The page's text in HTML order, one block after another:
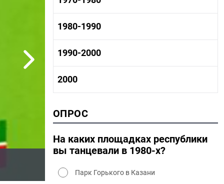
1960-1970 промышленность
1960-1970 культура
1970-1980 история
1970-1980 культура
1970 - 1980 быт
1980-1990
1980 -1990 история
1980-1990 культура
1990-2000
1990-2000 культура
2000
2000 промышленность
2000 культура
ОПРОС
На каких площадках республики
вы танцевали в 1980-х?
Парк Горького в Казани